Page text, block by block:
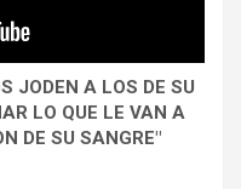
JODEN A LOS DE SU
LO QUE LE VAN A
DE SU SANGRE"